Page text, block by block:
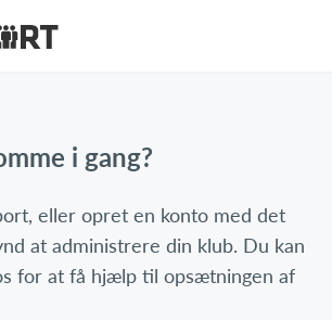
i gang?
eller opret en konto med det
at administrere din klub. Du kan
for at få hjælp til opsætningen af